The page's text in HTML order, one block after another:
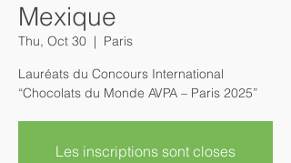
Mexique
Thu, Oct 30
  |
Paris
Lauréats du Concours International
“Chocolats du Monde AVPA – Paris 2025”
Les inscriptions sont closes